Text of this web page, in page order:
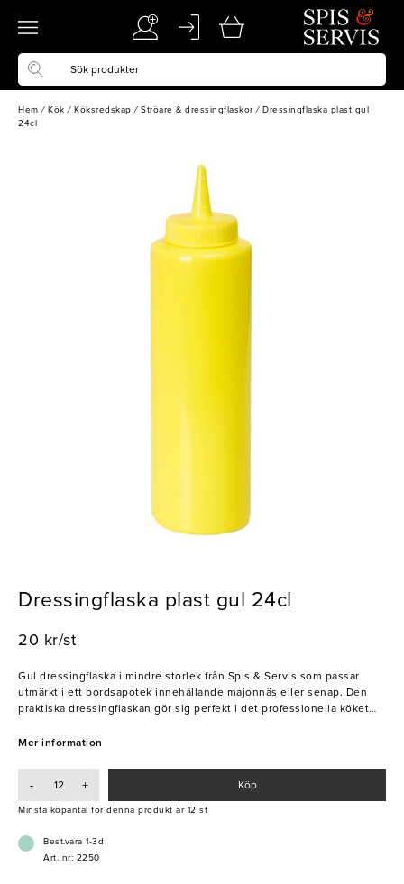
Hem / Kök / Köksredskap / Ströare & dressingflaskor / Dressingflaska plast gul
24cl
Dressingflaska plast gul 24cl
20 kr/st
Gul dressingflaska i mindre storlek från Spis & Servis som passar
utmärkt i ett bordsapotek innehållande majonnäs eller senap. Den
praktiska dressingflaskan gör sig perfekt i det professionella köket
ägghalvor, pannkakssmet eller tjockare såser som vaniljsås eller sylt.
Mer information
- + Köp
Minsta köpantal för denna produkt är 12 st
Best.vara 1-3d
Art. nr: 2250